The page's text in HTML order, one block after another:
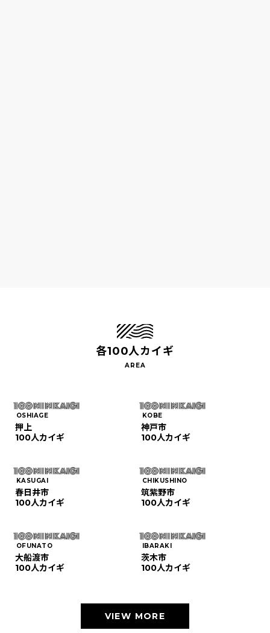
各100人カイギ
OSHIAGE
押上
100人カイギ
KOBE
神戸市
100人カイギ
KASUGAI
春日井市
100人カイギ
CHIKUSHINO
筑紫野市
100人カイギ
OFUNATO
大船渡市
100人カイギ
IBARAKI
茨木市
100人カイギ
VIEW MORE